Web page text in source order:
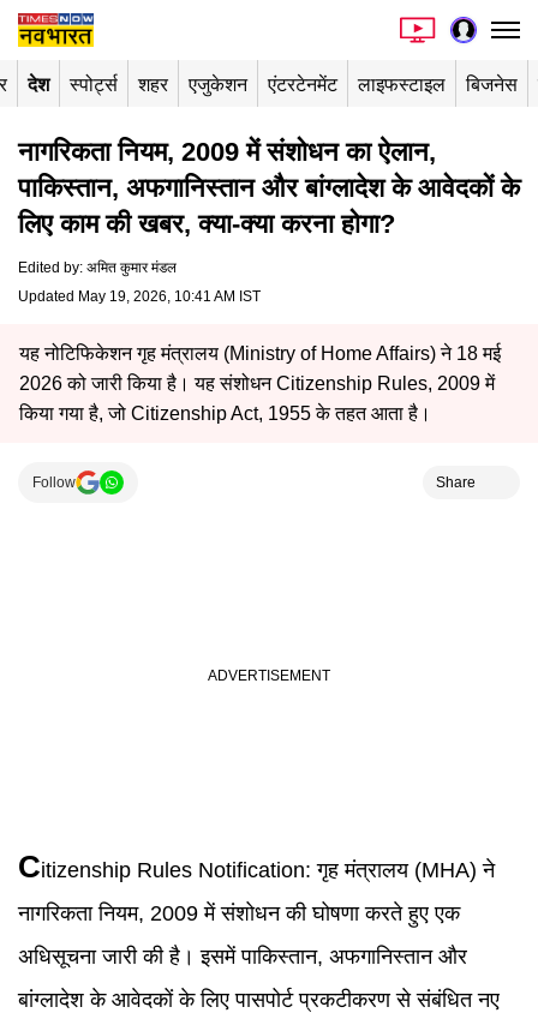
देश स्पोर्ट्स शहर एजुकेशन एंटरटेनमेंट लाइफस्टाइल बिजनेस
नागरिकता नियम, 2009 में संशोधन का ऐलान,
पाकिस्तान, अफगानिस्तान और बांग्लादेश के आवेदकों के
लिए काम की खबर, क्या-क्या करना होगा?
Edited by: अमित कुमार मंडल
Updated May 19, 2026, 10:41 AM IST
यह नोटिफिकेशन गृह मंत्रालय (Ministry of Home Affairs) ने 18 मई
2026 को जारी किया है। यह संशोधन Citizenship Rules, 2009 में
किया गया है, जो Citizenship Act, 1955 के तहत आता है।
Follow Share
Citizenship Rules Notification:गृह मंत्रालय (MHA) ने
नागरिकता नियम, 2009 में संशोधन की घोषणा करते हुए एक
अधिसूचना जारी की है। इसमें पाकिस्तान, अफगानिस्तान और
बांग्लादेश के आवेदकों के लिए पासपोर्ट प्रकटीकरण से संबंधित नए